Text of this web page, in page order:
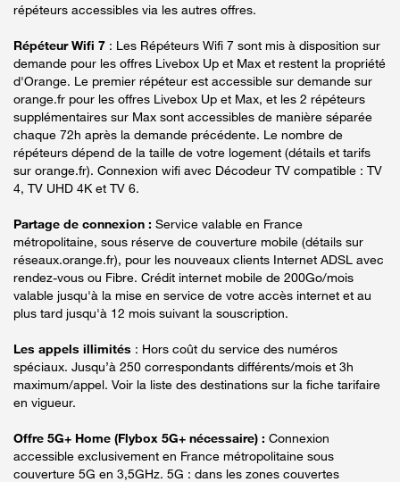
répéteurs accessibles via les autres offres.
Répéteur Wifi 7 : Les Répéteurs Wifi 7 sont mis à disposition sur
demande pour les offres Livebox Up et Max et restent la propriété
d'Orange. Le premier répéteur est accessible sur demande sur
orange.fr pour les offres Livebox Up et Max, et les 2 répéteurs
supplémentaires sur Max sont accessibles de manière séparée
chaque 72h après la demande précédente. Le nombre de
répéteurs dépend de la taille de votre logement (détails et tarifs
sur orange.fr). Connexion wifi avec Décodeur TV compatible : TV
4, TV UHD 4K et TV 6.
Partage de connexion : Service valable en France
métropolitaine, sous réserve de couverture mobile (détails sur
réseaux.orange.fr), pour les nouveaux clients Internet ADSL avec
rendez-vous ou Fibre. Crédit internet mobile de 200Go/mois
valable jusqu'à la mise en service de votre accès internet et au
plus tard jusqu'à 12 mois suivant la souscription.
Les appels illimités : Hors coût du service des numéros
spéciaux. Jusqu’à 250 correspondants différents/mois et 3h
maximum/appel. Voir la liste des destinations sur la fiche tarifaire
en vigueur.
Offre 5G+ Home (Flybox 5G+ nécessaire) : Connexion
accessible exclusivement en France métropolitaine sous
couverture 5G en 3,5GHz. 5G : dans les zones couvertes